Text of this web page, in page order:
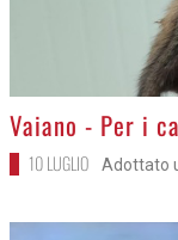
>
Vaiano - Per i
10 LUGLIO Adottato